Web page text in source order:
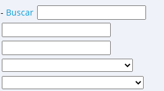
- Buscar